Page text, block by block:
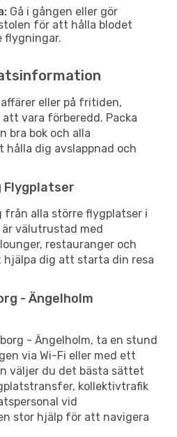
Gå i gången eller gör
för att hålla blodet
flygningar.
eller på fritiden,
vara förberedd. Packa
bra bok och alla
dig avslappnad och
Flygplatser
från alla större flygplatser i
är välutrustad med
restauranger och
dig att starta din resa
- Ängelholm
- Ängelholm, ta en stund
via Wi-Fi eller med ett
väljer du det bästa sättet
kollektivtrafik
vid
stor hjälp för att navigera